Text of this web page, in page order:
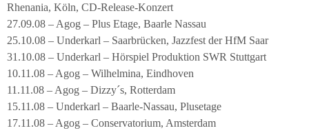
Rhenania, Köln, CD-Release-Konzert
27.09.08 – Agog – Plus Etage, Baarle Nassau
25.10.08 – Underkarl – Saarbrücken, Jazzfest der HfM Saar
31.10.08 – Underkarl – Hörspiel Produktion SWR Stuttgart
10.11.08 – Agog – Wilhelmina, Eindhoven
11.11.08 – Agog – Dizzy´s, Rotterdam
15.11.08 – Underkarl – Baarle-Nassau, Plusetage
17.11.08 – Agog – Conservatorium, Amsterdam